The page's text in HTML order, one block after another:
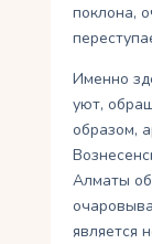
поклона,
Именно
уют,
образом,
Алматы
является